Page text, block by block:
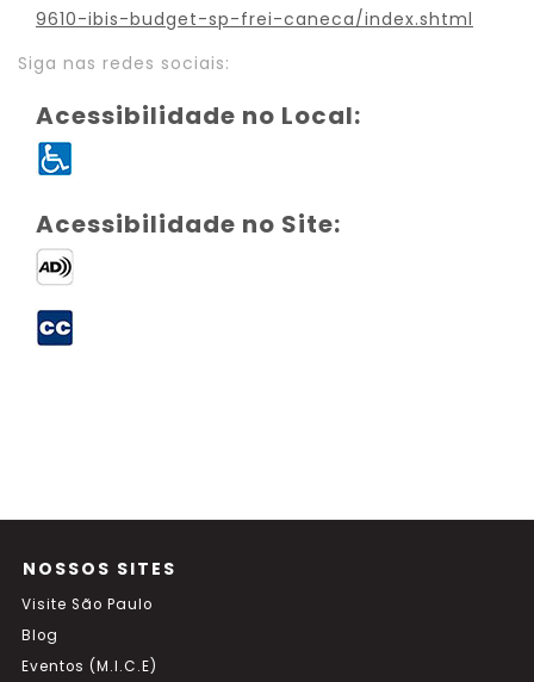
9610-ibis-budget-sp-frei-caneca/index.shtml
Siga nas redes sociais:
Acessibilidade no Local:
Acessibilidade no Site:
NOSSOS SITES
Visite São Paulo
Blog
Eventos (M.I.C.E)